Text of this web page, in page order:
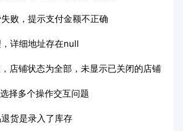
败，提示支付金额不正确
详细地址存在null
店铺状态为全部，未显示已关闭的店铺
择多个操作交互问题
货是录入了库存